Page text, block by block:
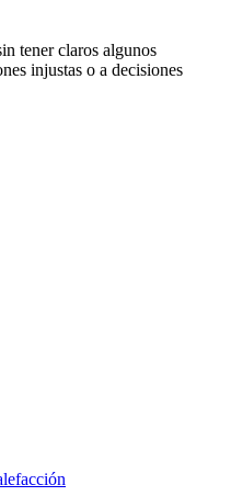
tener claros algunos
injustas o a decisiones